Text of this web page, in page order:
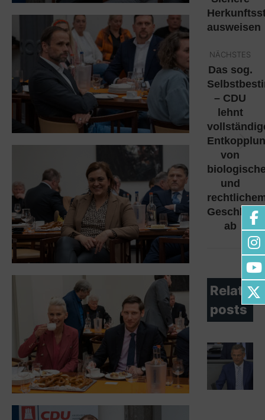
ausweisen
NÄCHSTES
Beitrag:
Das sog.
– CDU
lehnt
von
und
Geschlecht
ab
Related
posts